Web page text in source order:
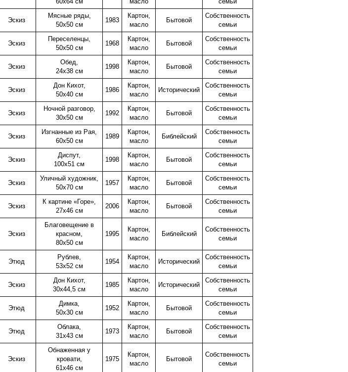
Эскиз
Мясные ряды,
50х50 см
1983
Картон,
масло
Бытовой
Собственность
семьи
Эскиз
Переселенцы,
50х50 см
1968
Картон,
масло
Бытовой
Собственность
семьи
Эскиз
Обед,
24х38 см
1998
Картон,
масло
Бытовой
Собственность
семьи
Эскиз
Дон Кихот,
50х40 см
1986
Картон,
масло
Исторический
Собственность
семьи
Эскиз
Ночной разговор,
30х50 см
1992
Картон,
масло
Бытовой
Собственность
семьи
Эскиз
Изгнанные из Рая,
60х50 см
1989
Картон,
масло
Библейский
Собственность
семьи
Эскиз
Диспут,
100х51 см
1998
Картон,
масло
Бытовой
Собственность
семьи
Эскиз
Уличный художник,
50х70 см
1957
Картон,
масло
Бытовой
Собственность
семьи
Эскиз
К картине «Горе»,
27х46 см
2006
Картон,
масло
Бытовой
Собственность
семьи
Эскиз
Благовещение в
красном,
80х50 см
1995
Картон,
масло
Библейский
Собственность
семьи
Этюд
Рублев,
53х52 см
1954
Картон,
масло
Исторический
Собственность
семьи
Эскиз
Дон Кихот,
30х44,5 см
1985
Картон,
масло
Исторический
Собственность
семьи
Этюд
Димка,
50х30 см
1952
Картон,
масло
Бытовой
Собственность
семьи
Этюд
Облака,
31х43 см
1973
Картон,
масло
Бытовой
Собственность
семьи
Эскиз
Обнаженная у
кровати,
61х46 см
1975
Картон,
масло
Бытовой
Собственность
семьи